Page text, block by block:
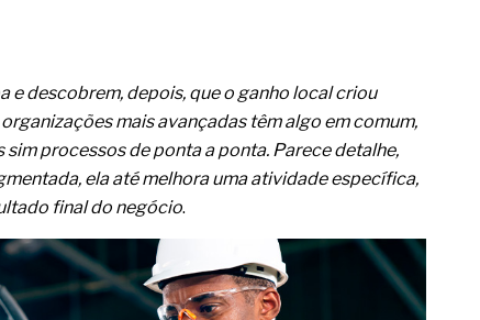
má-fé para tentar criar uma
ISO
metabólica
ânus
de ovário
da fadiga crônica
o resultado positivo
em estruturas hidráulicas de
e descobrem, depois, que o ganho local criou
mais avançadas têm algo em comum,
processos de ponta a ponta. Parece detalhe,
ela até melhora uma atividade específica,
final do negócio.